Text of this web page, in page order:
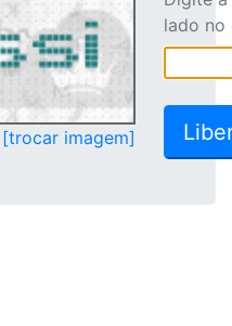
[trocar imagem]
lado no